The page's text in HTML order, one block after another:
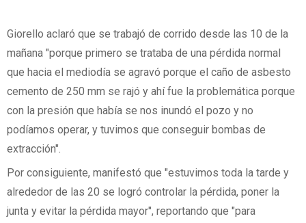
Giorello aclaró que se trabajó de corrido desde las 10 de la
mañana "porque primero se trataba de una pérdida normal
que hacia el mediodía se agravó porque el caño de asbesto
cemento de 250 mm se rajó y ahí fue la problemática porque
con la presión que había se nos inundó el pozo y no
podíamos operar, y tuvimos que conseguir bombas de
extracción".
Por consiguiente, manifestó que "estuvimos toda la tarde y
alrededor de las 20 se logró controlar la pérdida, poner la
junta y evitar la pérdida mayor", reportando que "para